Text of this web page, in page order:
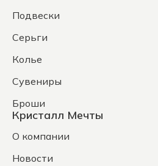
Подвески
Серьги
Колье
Сувениры
Броши
Кристалл Мечты
О компании
Новости